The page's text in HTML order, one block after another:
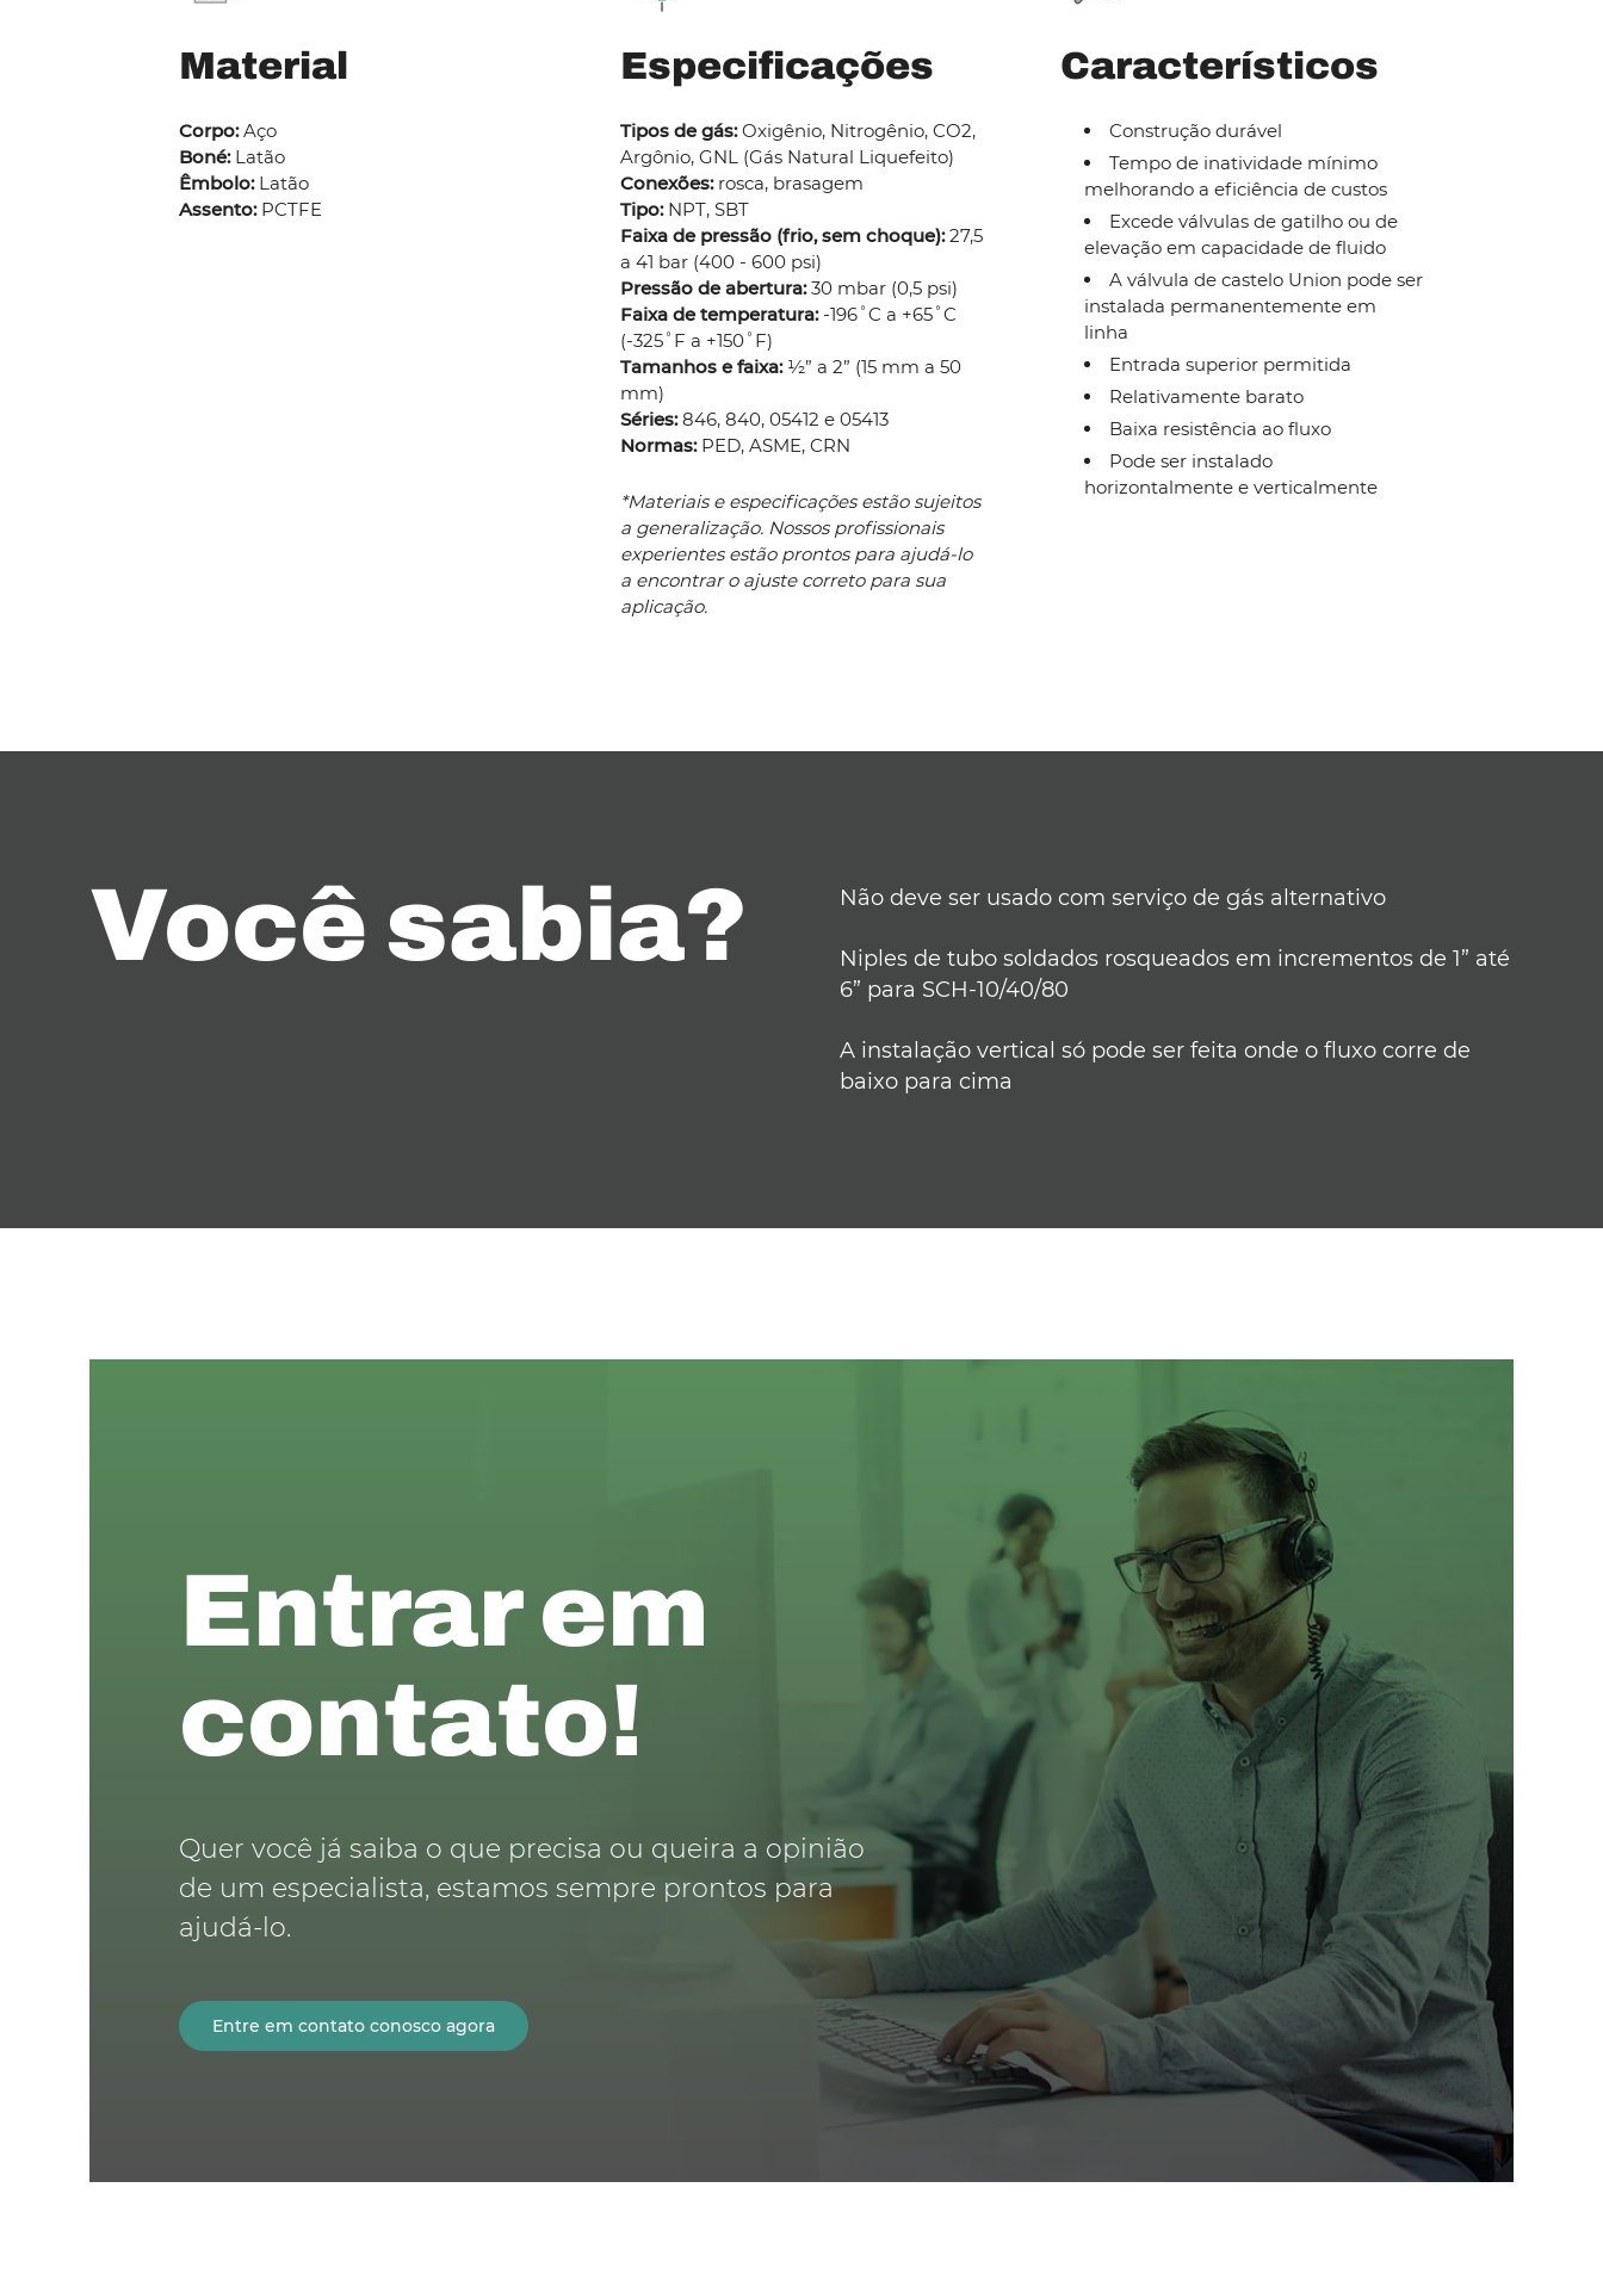
Material
Corpo:Aço
Boné:Latão
Êmbolo:Latão
Assento:PCTFE
Especificações
Tipos de gás:Oxigênio, Nitrogênio, CO2,
Argônio, GNL (Gás Natural Liquefeito)
Conexões: rosca, brasagem
Tipo:NPT, SBT
Faixa de pressão (frio, sem choque):27,5
a 41 bar (400 - 600 psi)
Pressão de abertura:30 mbar (0,5 psi)
Faixa de temperatura:-196˚C a +65˚C
(-325˚F a +150˚F)
Tamanhos e faixa:½” a 2” (15 mm a 50
mm)
Séries:846, 840, 05412 e 05413
Normas:PED, ASME, CRN
*Materiais e especificações estão sujeitos
a generalização. Nossos profissionais
experientes estão prontos para ajudá-lo
a encontrar o ajuste correto para sua
aplicação.
Característicos
Construção durável
Tempo de inatividade mínimo
melhorando a eficiência de custos
Excede válvulas de gatilho ou de
elevação em capacidade de fluido
A válvula de castelo Union pode ser
instalada permanentemente em
linha
Entrada superior permitida
Relativamente barato
Baixa resistência ao fluxo
Pode ser instalado
horizontalmente e verticalmente
Você sabia? Não deve ser usado com serviço de gás alternativo
Niples de tubo soldados rosqueados em incrementos de 1” até
6” para SCH-10/40/80
A instalação vertical só pode ser feita onde o fluxo corre de
baixo para cima
Entrar em
contato!
Quer você já saiba o que precisa ou queira a opinião
de um especialista, estamos sempre prontos para
ajudá-lo.
Entre em contato conosco agora